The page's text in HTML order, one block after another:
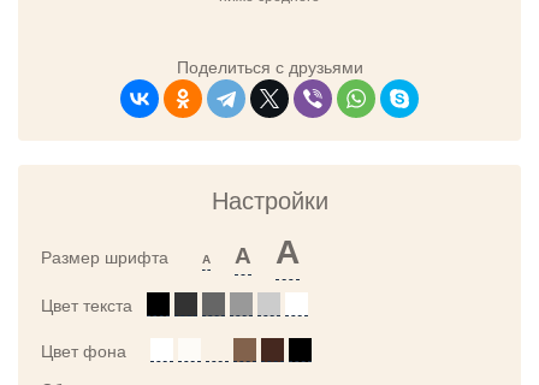
Поделиться с друзьями
Настройки
Размер шрифта A A A
Цвет текста
Цвет фона